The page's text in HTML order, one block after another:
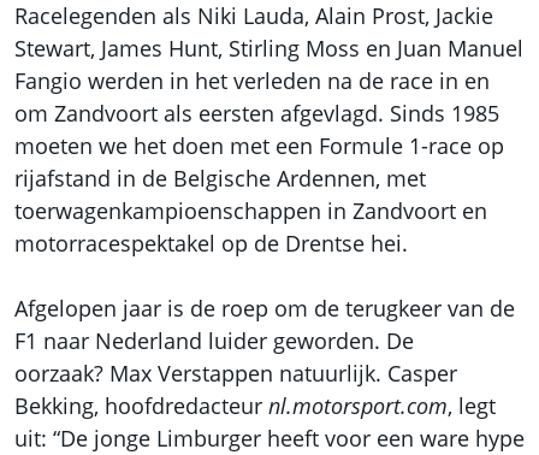
Racelegenden als Niki Lauda, Alain Prost, Jackie
Stewart, James Hunt, Stirling Moss en Juan Manuel
Fangio werden in het verleden na de race in en
om Zandvoort als eersten afgevlagd. Sinds 1985
moeten we het doen met een Formule 1-race op
rijafstand in de Belgische Ardennen, met
toerwagenkampioenschappen in Zandvoort en
motorracespektakel op de Drentse hei.
Afgelopen jaar is de roep om de terugkeer van de
F1 naar Nederland luider geworden. De
oorzaak? Max Verstappen natuurlijk. Casper
Bekking, hoofdredacteur nl.motorsport.com, legt
uit: “De jonge Limburger heeft voor een ware hype